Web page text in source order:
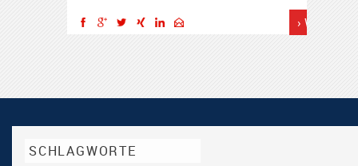
›
SCHLAGWORTE